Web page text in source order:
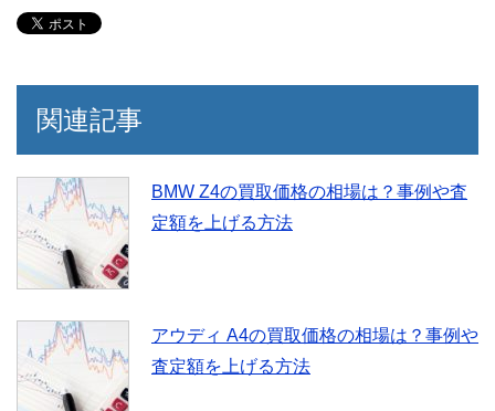
関連記事
BMW Z4の買取価格の相場は？事例や査
定額を上げる方法
アウディ A4の買取価格の相場は？事例や
査定額を上げる方法